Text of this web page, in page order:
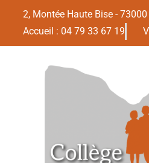
2, Montée Haute Bise - 73000
Accueil : 04 79 33 67 19